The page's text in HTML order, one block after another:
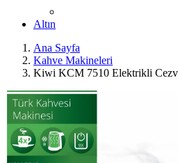
Altın
Ana Sayfa
Kahve Makineleri
Kiwi KCM 7510 Elektrikli